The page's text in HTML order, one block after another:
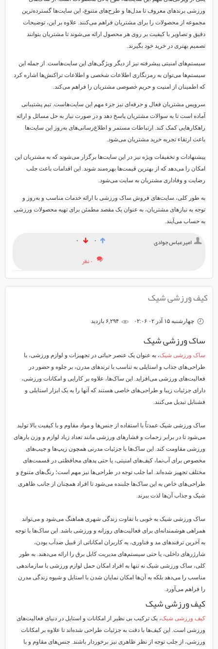
ورزشی برندهای معروف تا مدل‌ها و طرح‌های متنوع، این سایت‌ها گسترده‌ترین
مجموعه از محصولات را برای مشتریان فراهم می‌کنند. علاوه بر این، توضیحات
دقیق و تصاویر با کیفیت بر روی هر محصول ارائه می‌شوند تا مشتریان بتوانند
تصمیم بهتری در خرید خود بگیرند.
سیستم‌های امنیتی پیشرفته نیز از دیگر ویژگی‌های این سایت‌هاست. از جمله این
سیستم‌ها می‌توان به رمزنگاری اطلاعات شخصی و اطلاعات تراکنش‌ها اشاره کرد
که اطمینان از امنیت و حریم خصوصی مشتریان را فراهم می‌کند.
سرویس مشتریان فعال و حرفه‌ای نیز جزء مهم این سایت‌هاست. تیم پشتیبانی
آماده است تا به سوالات مشتریان پاسخ دهد و در صورت نیاز به حل مسائل و ارائه
راهکارهایی کمک کند. ارتباطات مستمر و اطلاع‌رسانی‌های به‌روز این سایت‌ها
باعث ارتقاء تجربه خرید مشتریان می‌شود.
پیشنهادات و تخفیفات ویژه نیز در این سایت‌ها برگزار می‌شوند که به مشتریان این
امکان را می‌دهد که از بهترین قیمت‌ها بهره‌مند شوند. این اقدامات باعث جلب
رضایت و وفاداری مشتریان به سایت می‌شود.
به طور کلی، سایت‌های فروش ساک ورزشی با ارائه خدمات مناسب و به‌روز و
توجه به نیازهای مشتریان، به عنوان یک مقصد مطمئن برای تهیه محصولات ورزشی
به حساب می‌آیند.
امیرعباس جوادی ۰
۰
۰ نظر
کیف ورزشی شیک
چهارشنبه ۱۵ آذر ۰۲ ۰۲:۰۶
ساک ورزشی شیک
ساک ورزشی شیک، به عنوان یک عنصر حیاتی در تجهیزات و لوازم ورزشی، با
طراحی‌های جذاب و استایلی به تناسب با ترندهای مدرن، بر جلوه و حضور در
فعالیت‌های ورزشی می‌افزاید. این ساک‌ها، علاوه بر کارایی و امکانات ورزشی،
دارای جزئیات زیبا و طراحی‌های خاصی هستند که آنها را به یک ابزار استایلی و
فشنابل تبدیل می‌کنند.
ساک ورزشی شیک عمدتاً با استفاده از جنس‌ها و مواد مقاوم و با کیفیت بالا تولید
می‌شود تا در برابر زحمات و فشارهای ورزشی مانند تعداد زیاد لوازم و وزن بارهای
ورزشی مقاومت کند. این ساک‌ها با جزئیات مدرنی همچون زیپ‌ها و جیب‌های
مخصوص برای آب‌نما، کیف‌های امنیتی، یا حتی پد‌های محافظتی در قسمت‌های
مختلف تجهیز شده‌اند. اما جلب توجه در طراحی‌ها نیز مهم است؛ رنگ‌های متنوع و
طراحی‌های خاص به این ساک‌ها جلبنده می‌شود تا افراد همچنان از جانب ظاهری
شیک و جذاب آن‌ها لذت ببرند.
ساک ورزشی شیک به خوبی با تفاوت زندگی شهری هماهنگ می‌شود و می‌تواند
همراهی هوشمندانه‌ای برای فعالیت‌های روزانه و ورزشی باشد. این ساک‌ها با توجه
به آخرین ترفندهای مد و فناوری، به کاربران امکاناتی از قبیل ضدآب بودن،
شارژرهای داخلی، یا حتی سیستم‌های مدیریت کابل برق را ارائه می‌دهند. به طور
کلی، ساک ورزشی شیک نه تنها به افراد امکان حمل لوازم ورزشی با سازماندهی
مناسب را می‌دهد بلکه به آن‌ها امکان نمایان شدن با استایل و شیوه زندگی مدرن
را فراهم می‌آورد.
کیف ورزشی شیک
کیف ورزشی شیک، یک ترکیب بی نظیر از امکانات و استایل در دنیای فعالیت‌های
ورزشی است. این کیف‌ها با دقت به جزئیات طراحی شده‌اند تا علاوه بر امکانات
ورزشی، از جلب توجه از نظر ظاهری نیز برخوردار باشند. جنس‌های مقاوم و با